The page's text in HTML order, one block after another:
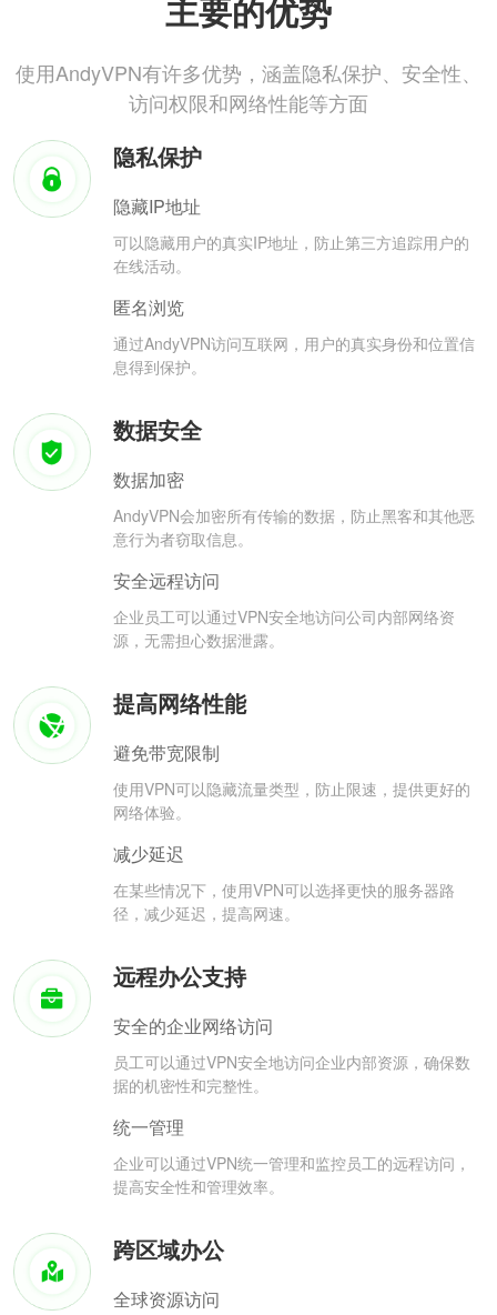
主要的优势
使用AndyVPN有许多优势，涵盖隐私保护、安全性、
访问权限和网络性能等方面
隐私保护
隐藏IP地址
可以隐藏用户的真实IP地址，防止第三方追踪用户的
在线活动。
匿名浏览
通过AndyVPN访问互联网，用户的真实身份和位置信
息得到保护。
数据安全
数据加密
AndyVPN会加密所有传输的数据，防止黑客和其他恶
意行为者窃取信息。
安全远程访问
企业员工可以通过VPN安全地访问公司内部网络资
源，无需担心数据泄露。
提高网络性能
避免带宽限制
使用VPN可以隐藏流量类型，防止限速，提供更好的
网络体验。
减少延迟
在某些情况下，使用VPN可以选择更快的服务器路
径，减少延迟，提高网速。
远程办公支持
安全的企业网络访问
员工可以通过VPN安全地访问企业内部资源，确保数
据的机密性和完整性。
统一管理
企业可以通过VPN统一管理和监控员工的远程访问，
提高安全性和管理效率。
跨区域办公
全球资源访问